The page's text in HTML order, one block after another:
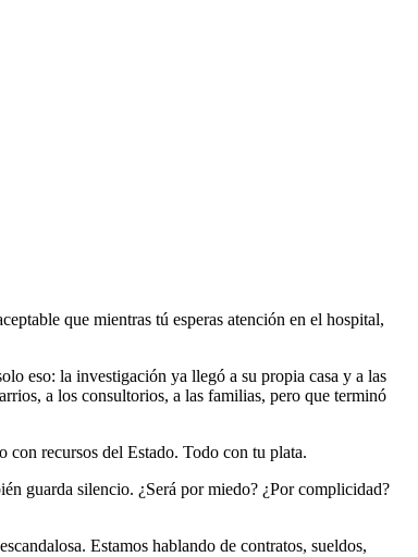
que mientras tú esperas atención en el hospital,
eso: la investigación ya llegó a su propia casa y a las
a los consultorios, a las familias, pero que terminó
con recursos del Estado. Todo con tu plata.
guarda silencio. ¿Será por miedo? ¿Por complicidad?
Estamos hablando de contratos, sueldos,